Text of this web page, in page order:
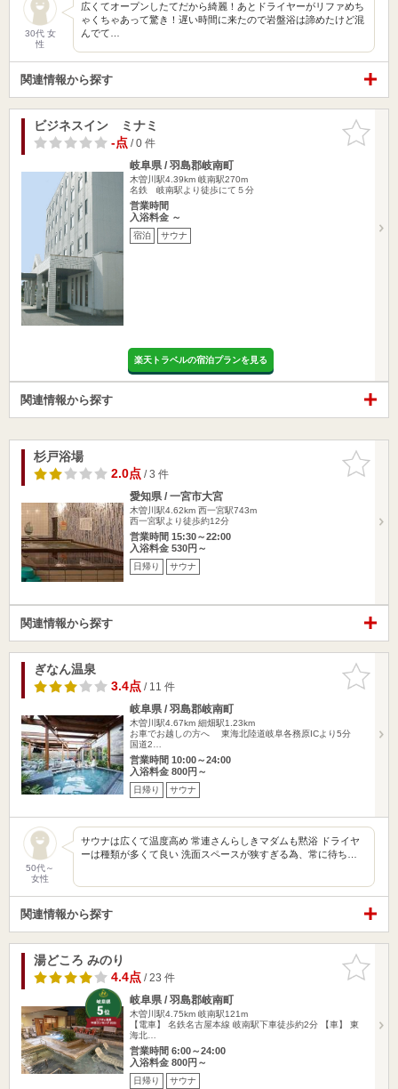
30代 女
性
広くてオープンしたてだから綺麗！あとドライヤーがリファめち
ゃくちゃあって驚き！遅い時間に来たので岩盤浴は諦めたけど混
んでて…
関連情報から探す
お気に入
りに追加
ビジネスイン ミナミ
-点/ 0 件
岐阜県 / 羽島郡岐南町
木曽川駅4.39km 岐南駅270m
名鉄 岐南駅より徒歩にて５分
営業時間
入浴料金 ～
宿泊 サウナ
楽天トラベルの宿泊プランを見る
関連情報から探す
お気に入
りに追加
杉戸浴場
2.0点/ 3 件
愛知県 / 一宮市大宮
木曽川駅4.62km 西一宮駅743m
西一宮駅より徒歩約12分
営業時間 15:30～22:00
入浴料金 530円～
日帰り サウナ
関連情報から探す
お気に入
りに追加
ぎなん温泉
3.4点/ 11 件
岐阜県 / 羽島郡岐南町
木曽川駅4.67km 細畑駅1.23km
お車でお越しの方へ 東海北陸道岐阜各務原ICより5分
国道2…
営業時間 10:00～24:00
入浴料金 800円～
日帰り サウナ
50代～
女性
サウナは広くて温度高め 常連さんらしきマダムも黙浴 ドライヤ
ーは種類が多くて良い 洗面スペースが狭すぎる為、常に待ち…
関連情報から探す
お気に入
りに追加
湯どころ みのり
4.4点/ 23 件
岐阜県 / 羽島郡岐南町
木曽川駅4.75km 岐南駅121m
【電車】 名鉄名古屋本線 岐南駅下車徒歩約2分 【車】 東
海北…
営業時間 6:00～24:00
入浴料金 800円～
日帰り サウナ